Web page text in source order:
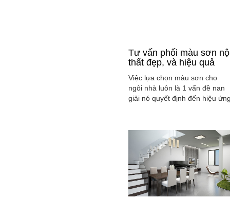
Tư vấn phối màu sơn
thất đẹp, và hiệu quả
Việc lựa chọn màu sơn cho
ngôi nhà luôn là 1 vấn đề nan
giải nó quyết định đến hiệu
của gia đình bạn.